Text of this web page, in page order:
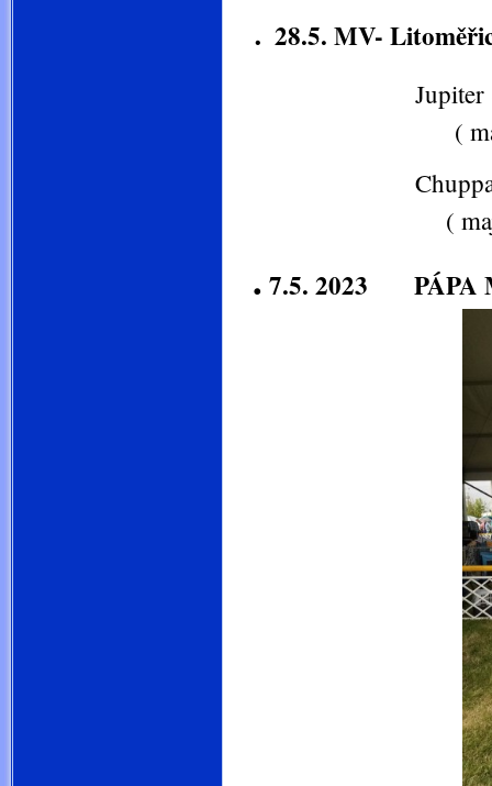
. 28.5. MV-
Jupiter Šan-
(
Chuppa
(
. 7.5. 2023 PÁPA